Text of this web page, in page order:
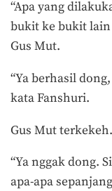
“Apa yang
bukit ke bukit lain
Gus Mut.
“Ya berhasil
kata Fanshuri.
Gus Mut terkekeh.
“Ya nggak dong.
apa-apa